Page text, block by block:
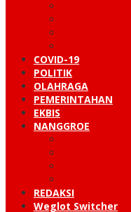
COVID-19
POLITIK
OLAHRAGA
PEMERINTAHAN
EKBIS
NANGGROE
REDAKSI
Weglot Switcher